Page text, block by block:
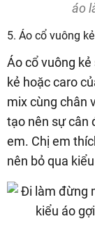
áo
5. Áo cổ vuông
Áo cổ vuông
kẻ hoặc caro
mix cùng chân
tạo nên sự cân
em. Chị em
nên bỏ qua